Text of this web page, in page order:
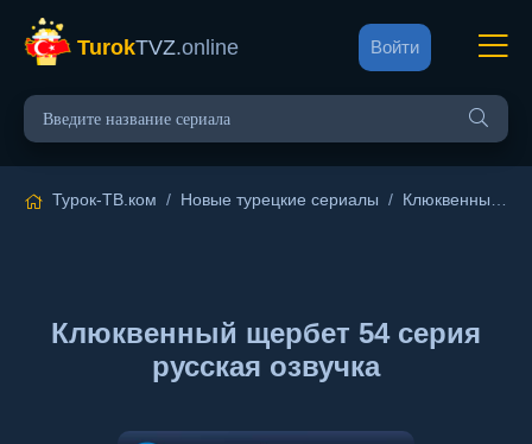
TurokTVZ.online Войти
Турок-ТВ.ком / Новые турецкие сериалы / Клюквенный щербет
Клюквенный щербет 54 серия
русская озвучка